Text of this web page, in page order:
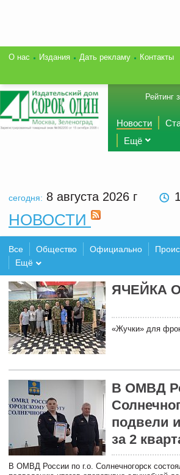
О нас Издания Дать рекламу
Контакты
Рейтинг
Новости
Ещё
сегодня: 8 августа 2026 г
НОВОСТИ
Все Общество Официально
Ещё
ЯЧЕЙКА
«Жучки» для
В ОМВД
подвели
за 2
В ОМВД России по г.о. Солнечногорск